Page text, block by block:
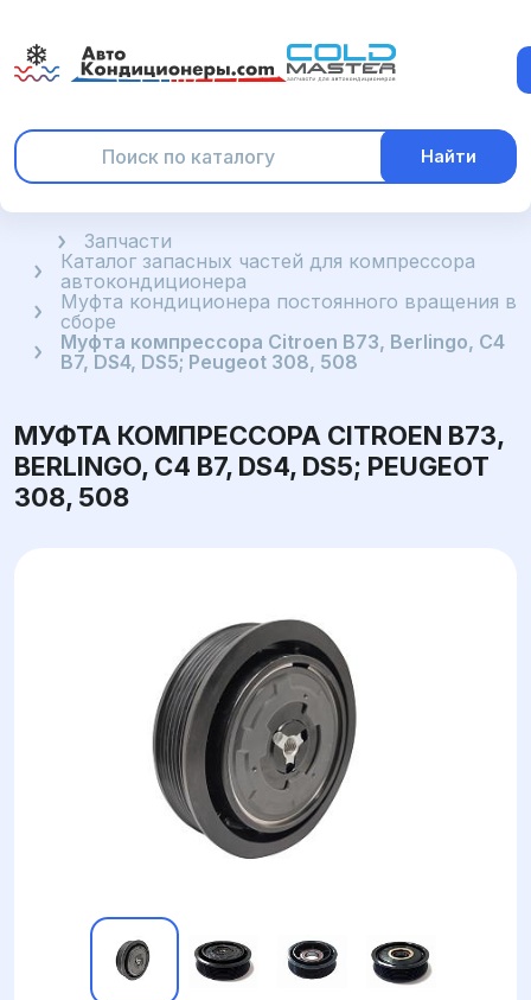
Найти
ГлавнаяЗапчасти
Каталог запасных частей для компрессора
автокондиционера
Муфта кондиционера постоянного вращения в
сборе
Муфта компрессора Citroen B73, Berlingo, C4
B7, DS4, DS5; Peugeot 308, 508
МУФТА КОМПРЕССОРА CITROEN B73,
BERLINGO, C4 B7, DS4, DS5; PEUGEOT
308, 508